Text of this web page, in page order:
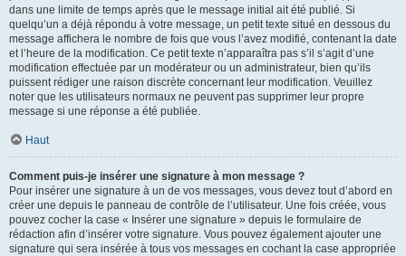
dans une limite de temps après que le message initial ait été publié. Si
quelqu’un a déjà répondu à votre message, un petit texte situé en dessous du
message affichera le nombre de fois que vous l’avez modifié, contenant la date
et l’heure de la modification. Ce petit texte n’apparaîtra pas s’il s’agit d’une
modification effectuée par un modérateur ou un administrateur, bien qu’ils
puissent rédiger une raison discrète concernant leur modification. Veuillez
noter que les utilisateurs normaux ne peuvent pas supprimer leur propre
message si une réponse a été publiée.
Haut
Comment puis-je insérer une signature à mon message ?
Pour insérer une signature à un de vos messages, vous devez tout d’abord en
créer une depuis le panneau de contrôle de l’utilisateur. Une fois créée, vous
pouvez cocher la case « Insérer une signature » depuis le formulaire de
rédaction afin d’insérer votre signature. Vous pouvez également ajouter une
signature qui sera insérée à tous vos messages en cochant la case appropriée